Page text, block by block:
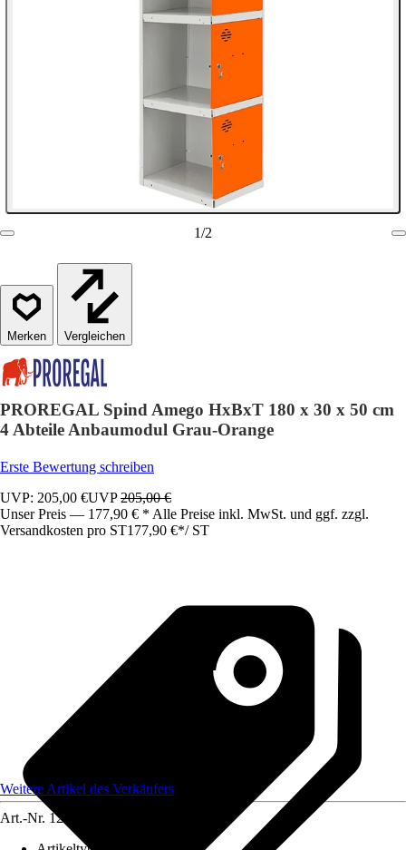
1/2
Vergleichen
PROREGAL Spind Amego HxBxT 180 x 30 x 50 cm
4 Abteile Anbaumodul Grau-Orange
Erste Bewertung schreiben
UVP: 205,00 €UVP205,00 €
Unser Preis — 177,90 € * Alle Preise inkl. MwSt. und ggf. zzgl.
Versandkosten pro ST177,90 €*/ ST
Weitere Artikel des Verkäufers
Art.-Nr. 12583287